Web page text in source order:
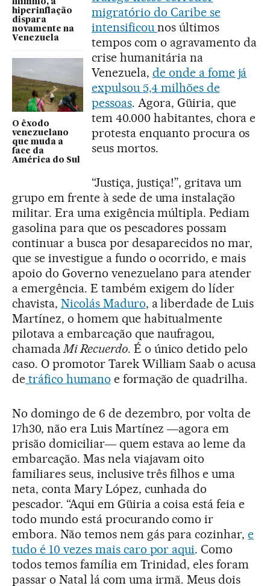
mínimo, a
hiperinflação
dispara
novamente na
Venezuela
O êxodo
venezuelano
que muda a
face da
América do Sul
migratório do Caribe se
intensificou nos últimos
tempos com o agravamento da
crise humanitária na
Venezuela, de onde a fome já
expulsou 5,4 milhões de
pessoas. Agora, Güiria, que
tem 40.000 habitantes, chora e
protesta enquanto procura os
seus mortos.
“Justiça, justiça!”, gritava um
grupo em frente à sede de uma instalação
militar. Era uma exigência múltipla. Pediam
gasolina para que os pescadores possam
continuar a busca por desaparecidos no mar,
que se investigue a fundo o ocorrido, e mais
apoio do Governo venezuelano para atender
a emergência. E também exigem do líder
chavista, Nicolás Maduro, a liberdade de Luis
Martínez, o homem que habitualmente
pilotava a embarcação que naufragou,
chamadaMi Recuerdo. É o único detido pelo
caso. O promotor Tarek William Saab o acusa
detráfico humano e formação de quadrilha.
No domingo de 6 de dezembro, por volta de
17h30, não era Luis Martínez ―agora em
prisão domiciliar― quem estava ao leme da
embarcação. Mas nela viajavam oito
familiares seus, inclusive três filhos e uma
neta, conta Mary López, cunhada do
pescador. “Aqui em Güiria a coisa está feia e
todo mundo está procurando como ir
embora. Não temos nem gás para cozinhar,e
tudo é 10 vezes mais caro por aqui. Como
todos temos família em Trinidad, eles foram
passar o Natal lá com uma irmã. Meus dois